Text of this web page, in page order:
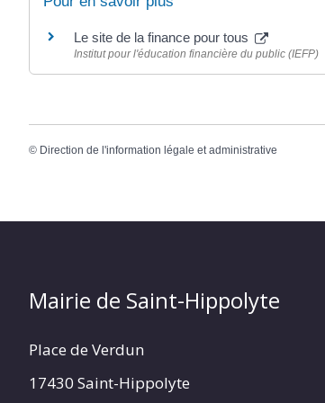
Le site de la finance pour tous
Institut pour l'éducation financière du public (IEFP)
© Direction de l'information légale et administrative
Mairie de Saint-Hippolyte
Place de Verdun
17430 Saint-Hippolyte